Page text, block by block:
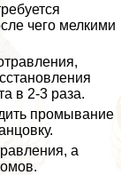
чего мелкими
в 2-3 раза.
промывание
а